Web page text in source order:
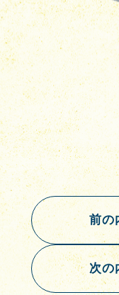
前の
次の